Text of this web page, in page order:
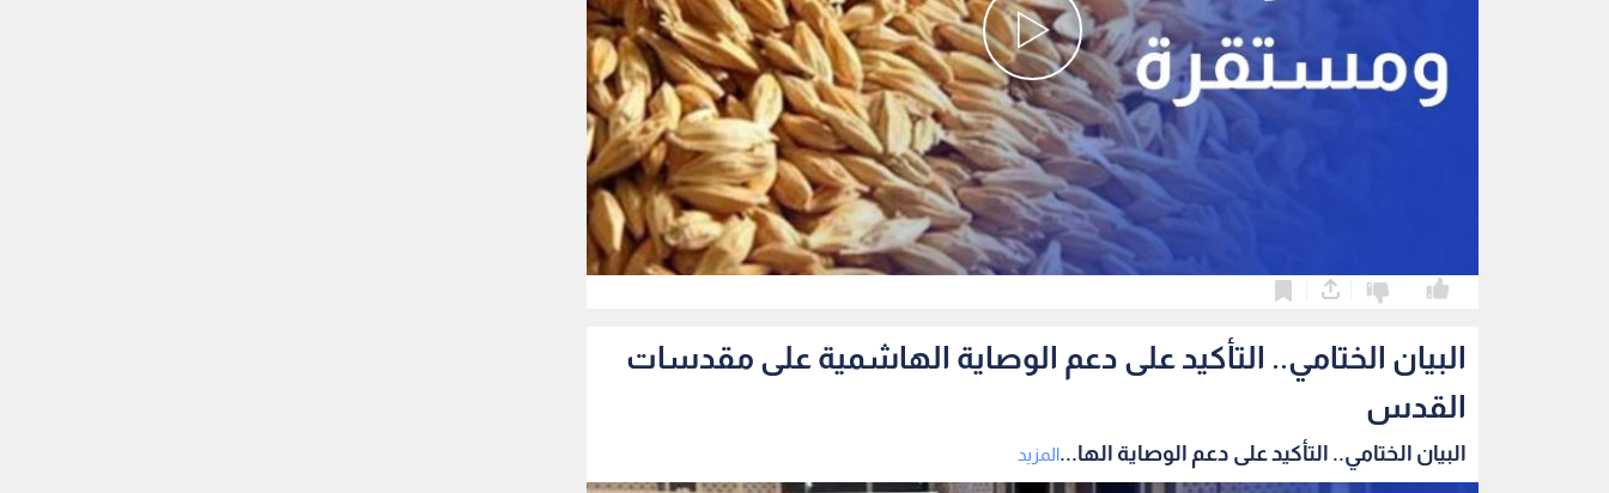
البيان الختامي.. التأكيد على دعم الوصاية الهاشمية على مقدسات
القدس
البيان الختامي.. التأكيد على دعم الوصاية الها...المزيد